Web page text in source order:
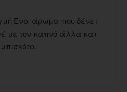
Ένα άρωμα που δένει
με τον καπνό άλλα και